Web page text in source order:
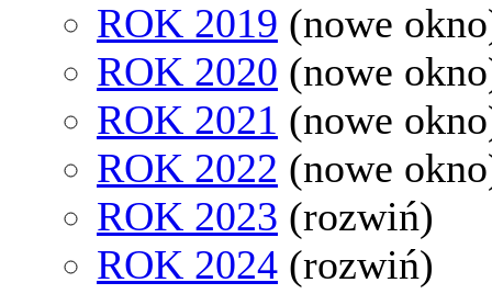
ROK 2019 (nowe
ROK 2020 (nowe
ROK 2021 (nowe
ROK 2022 (nowe
ROK 2023 (rozwiń)
ROK 2024 (rozwiń)